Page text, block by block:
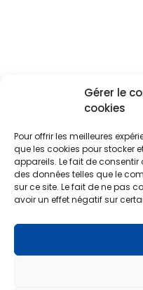
Gérer le
cookies
Pour offrir les meilleures
que les cookies pour stocker
appareils. Le fait de
des données telles que le
sur ce site. Le fait de ne pas
avoir un effet négatif sur